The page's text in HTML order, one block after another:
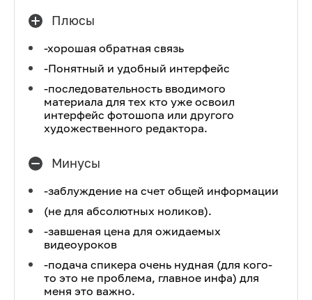
Плюсы
-хорошая обратная связь
-Понятный и удобный интерфейс
-последовательность вводимого
материала для тех кто уже освоил
интерфейс фотошопа или другого
художественного редактора.
Минусы
-заблуждение на счет общей информации
(не для абсолютных ноликов).
-завшеная цена для ожидаемых
видеоуроков
-подача спикера очень нудная (для кого-
то это не проблема, главное инфа) для
меня это важно.